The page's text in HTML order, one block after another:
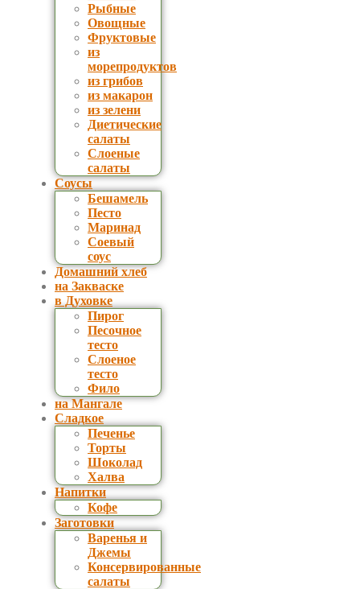
Рыбные
Овощные
Фруктовые
из
морепродуктов
из грибов
из макарон
из зелени
Диетические
салаты
Слоеные
салаты
Соусы
Бешамель
Песто
Маринад
Соевый
соус
Домашний хлеб
на Закваске
в Духовке
Пирог
Песочное
тесто
Слоеное
тесто
Фило
на Мангале
Сладкое
Печенье
Торты
Шоколад
Халва
Напитки
Кофе
Заготовки
Варенья и
Джемы
Консервированные
салаты